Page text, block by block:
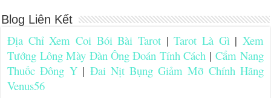
Blog Liên Kết
Địa Chỉ Xem Coi Bói Bài Tarot |Tarot Là Gì| Xem
Tướng Lông Mày Đàn Ông Đoán Tính Cách |Cẩm Nang
Thuốc Đông Y| Đai Nịt Bụng Giảm Mỡ Chính Hãng
Venus56